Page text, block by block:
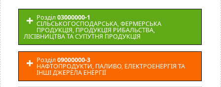
Розділ03000000-1
СІЛЬСЬКОГОСПОДАРСЬКА, ФЕРМЕРСЬКА
ПРОДУКЦІЯ, ПРОДУКЦІЯ РИБАЛЬСТВА,
ЛІСІВНИЦТВА ТА СУПУТНЯ ПРОДУКЦІЯ
Розділ09000000-3
НАФТОПРОДУКТИ, ПАЛИВО, ЕЛЕКТРОЕНЕРГІЯ ТА
ІНШІ ДЖЕРЕЛА ЕНЕРГІЇ